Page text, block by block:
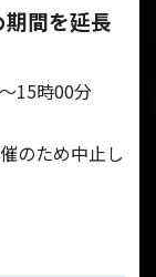
間を延長
15時00分
のため中止し